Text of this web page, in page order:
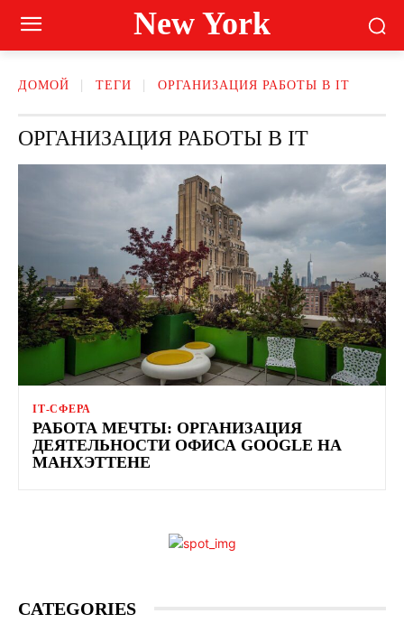
New York
ДОМОЙ ТЕГИ ОРГАНИЗАЦИЯ РАБОТЫ В IT
ОРГАНИЗАЦИЯ РАБОТЫ В IT
ІТ-СФЕРА
РАБОТА МЕЧТЫ: ОРГАНИЗАЦИЯ
ДЕЯТЕЛЬНОСТИ ОФИСА GOOGLE НА
МАНХЭТТЕНЕ
CATEGORIES